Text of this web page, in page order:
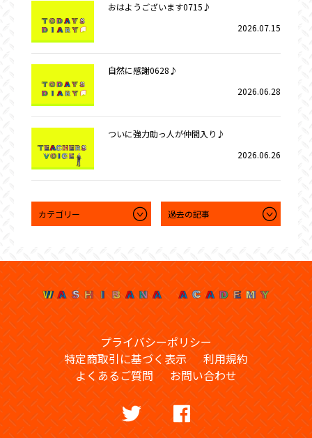
おはようございます0715♪
2026.07.15
自然に感謝0628♪
2026.06.28
ついに強力助っ人が仲間入り♪
2026.06.26
プライバシーポリシー
特定商取引に基づく表示
利用規約
よくあるご質問
お問い合わせ